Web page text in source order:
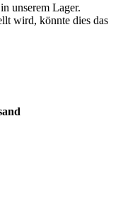
unserem Lager.
wird, könnte dies das